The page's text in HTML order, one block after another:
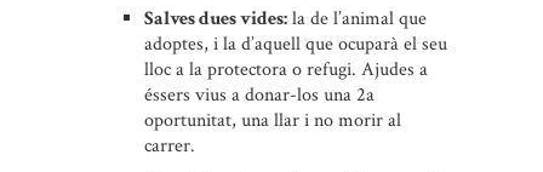
Salves dues vides:la de l’animal que
adoptes, i la d’aquell que ocuparà el seu
lloc a la protectora o refugi. Ajudes a
éssers vius a donar-los una 2a
oportunitat, una llar i no morir al
carrer.